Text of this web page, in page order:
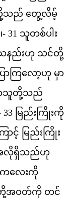
သည တလမ
- 31 သတစပ
နညဟ သငတ
ကလဟ မ
သတသည
33 မည ကက
င မည က
လရသညဟ
ကလက
အဝတက တင